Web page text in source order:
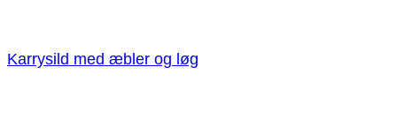
Karrysild med æbler og løg